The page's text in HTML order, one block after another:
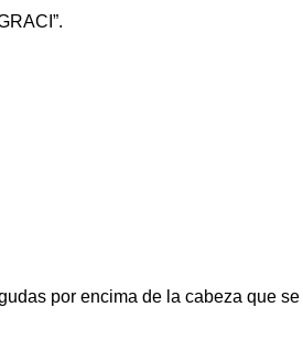
por encima de la cabeza que